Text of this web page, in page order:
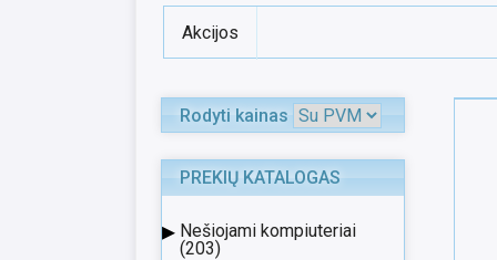
Akcijos
Rodyti kainas
PREKIŲ KATALOGAS
▸ Nešiojami kompiuteriai
(203)